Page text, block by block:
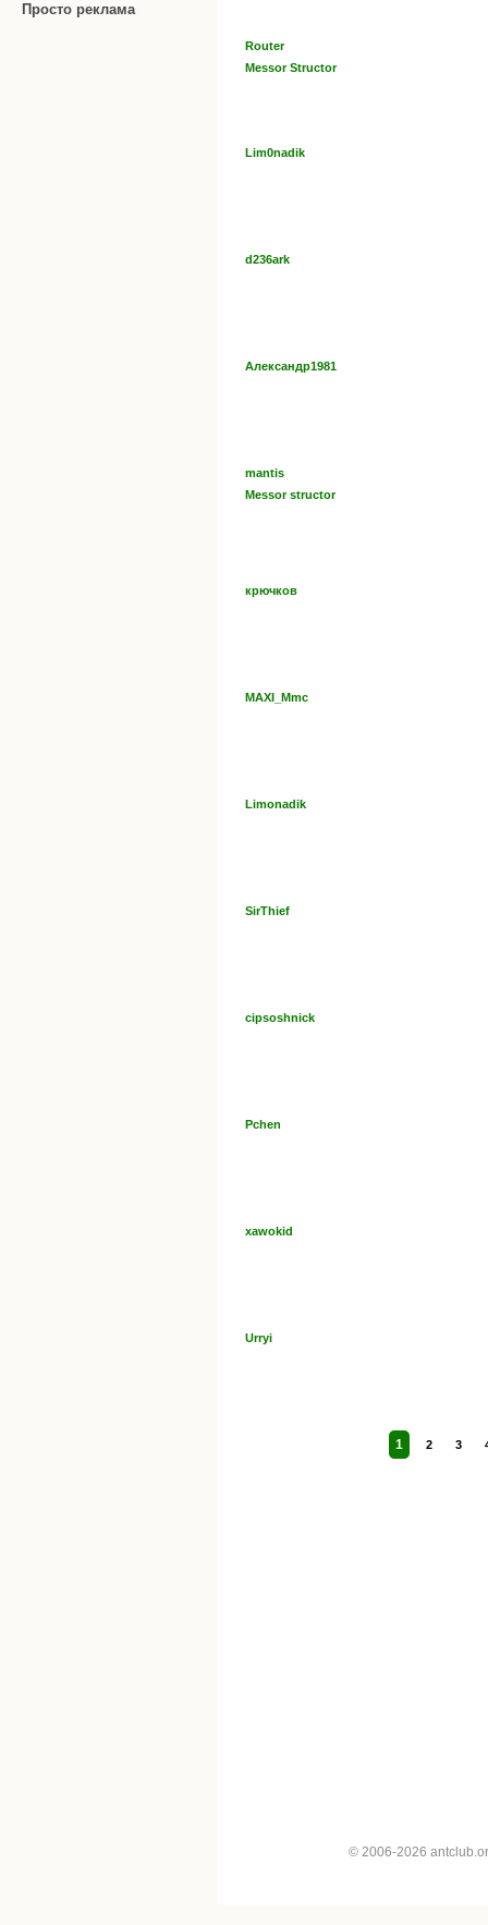
Просто реклама
Router
Messor Structor
Lim0nadik
d236ark
Александр1981
mantis
Messor structor
крючков
MAXI_Mmc
Limonadik
SirThief
cipsoshnick
Pchen
xawokid
Urryi
1 2 3
© 2006-2026